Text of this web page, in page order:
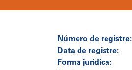
Número de registre:
Data de registre:
Forma jurídica: